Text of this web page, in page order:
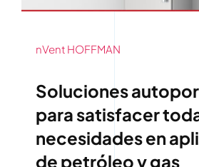
nVent HOFFMAN
Soluciones
para satisfacer
necesidades en
de petróleo y gas